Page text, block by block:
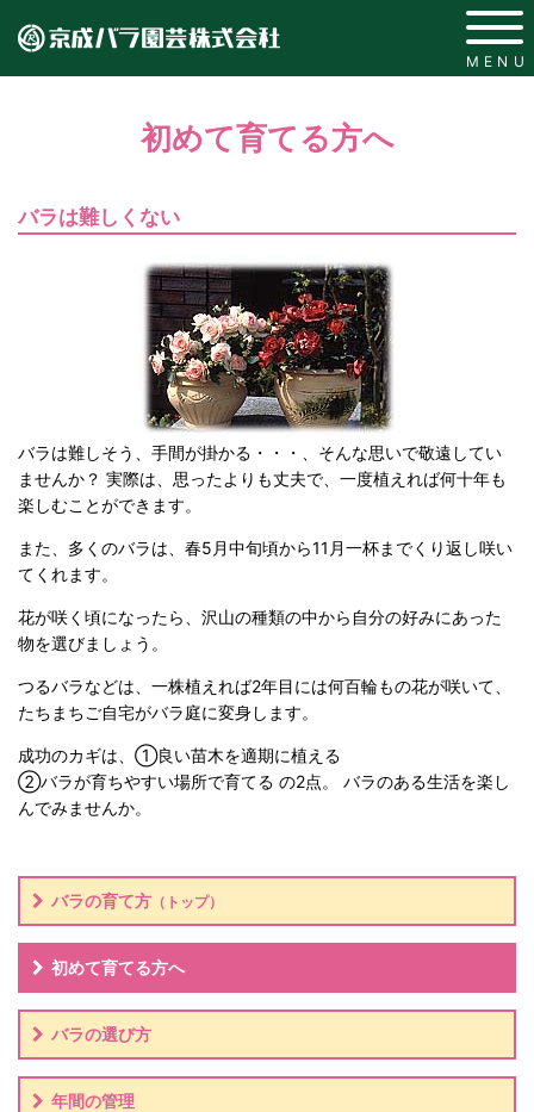
MENU
初めて育てる方へ
バラは難しくない
バラは難しそう、手間が掛かる・・・、そんな思いで敬遠してい
ませんか？ 実際は、思ったよりも丈夫で、一度植えれば何十年も
楽しむことができます。
また、多くのバラは、春5月中旬頃から11月一杯までくり返し咲い
てくれます。
花が咲く頃になったら、沢山の種類の中から自分の好みにあった
物を選びましょう。
つるバラなどは、一株植えれば2年目には何百輪もの花が咲いて、
たちまちご自宅がバラ庭に変身します。
成功のカギは、 ①良い苗木を適期に植える
②バラが育ちやすい場所で育てる の2点。 バラのある生活を楽し
んでみませんか。
バラの育て方（トップ）
初めて育てる方へ
バラの選び方
年間の管理